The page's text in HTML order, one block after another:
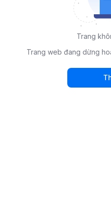
Trang
Trang web đang dừng